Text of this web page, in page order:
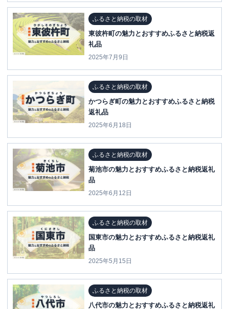
ふるさと納税の取材
東彼杵町の魅力とおすすめふるさと納税返
礼品
2025年7月9日
ふるさと納税の取材
かつらぎ町の魅力とおすすめふるさと納税
返礼品
2025年6月18日
ふるさと納税の取材
菊池市の魅力とおすすめふるさと納税返礼
品
2025年6月12日
ふるさと納税の取材
国東市の魅力とおすすめふるさと納税返礼
品
2025年5月15日
ふるさと納税の取材
八代市の魅力とおすすめふるさと納税返礼